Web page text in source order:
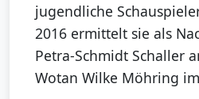
jugendliche
2016 ermittelt sie als
Petra-Schmidt Schaller
Wotan Wilke Möhring